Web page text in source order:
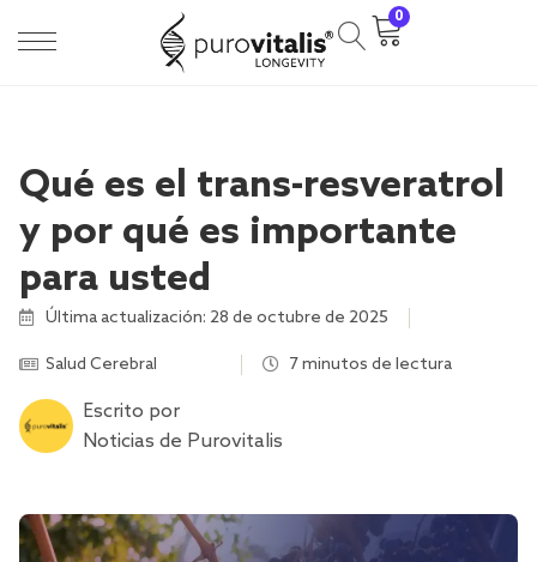
0
Qué es el trans-resveratrol
y por qué es importante
para usted
Última actualización: 28 de octubre de 2025
Salud Cerebral 7 minutos de lectura
Escrito por
Noticias de Purovitalis